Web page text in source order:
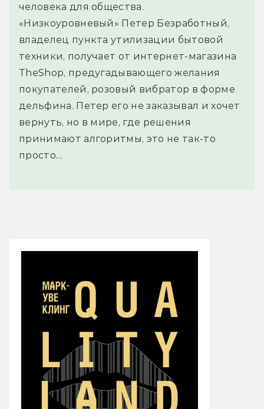
человека для общества.
«Низкоуровневый» Петер Безработный,
владелец пункта утилизации бытовой
техники, получает от интернет-магазина
TheShop, предугадывающего желания
покупателей, розовый вибратор в форме
дельфина. Петер его не заказывал и хочет
вернуть, но в мире, где решения
принимают алгоритмы, это не так-то
просто…